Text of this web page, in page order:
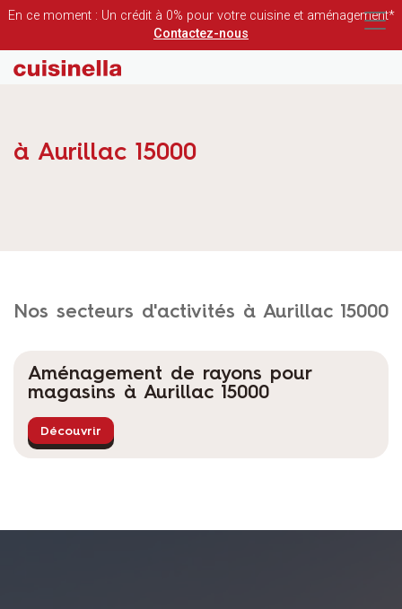
En ce moment : Un crédit à 0% pour votre cuisine et aménagement*
Contactez-nous
à Aurillac 15000
Nos secteurs d'activités à Aurillac 15000
Aménagement de rayons pour
magasins à Aurillac 15000
Découvrir